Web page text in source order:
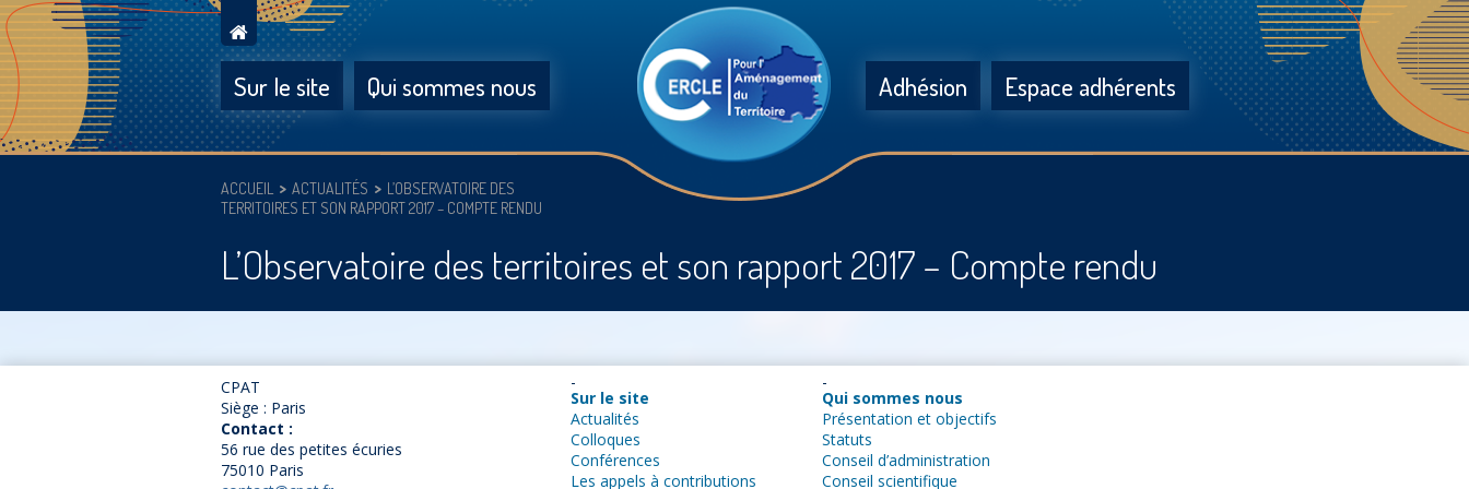
Sur le site Qui sommes nous Adhésion Espace adhérents
ACCUEIL ACTUALITÉS
L’OBSERVATOIRE DES
TERRITOIRES ET SON RAPPORT 2017 – COMPTE RENDU
L’Observatoire des territoires et son rapport 2017 – Compte rendu
CPAT
Siège : Paris
Contact :
56 rue des petites écuries
75010 Paris
Sur le site
Actualités
Colloques
Conférences
Les appels à contributions
Qui sommes nous
Présentation et objectifs
Statuts
Conseil d’administration
Conseil scientifique